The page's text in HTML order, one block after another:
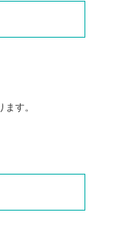
す。